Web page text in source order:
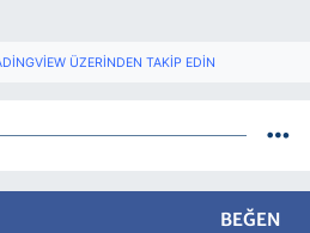
ÜZERINDEN TAKIP EDIN
BEĞEN